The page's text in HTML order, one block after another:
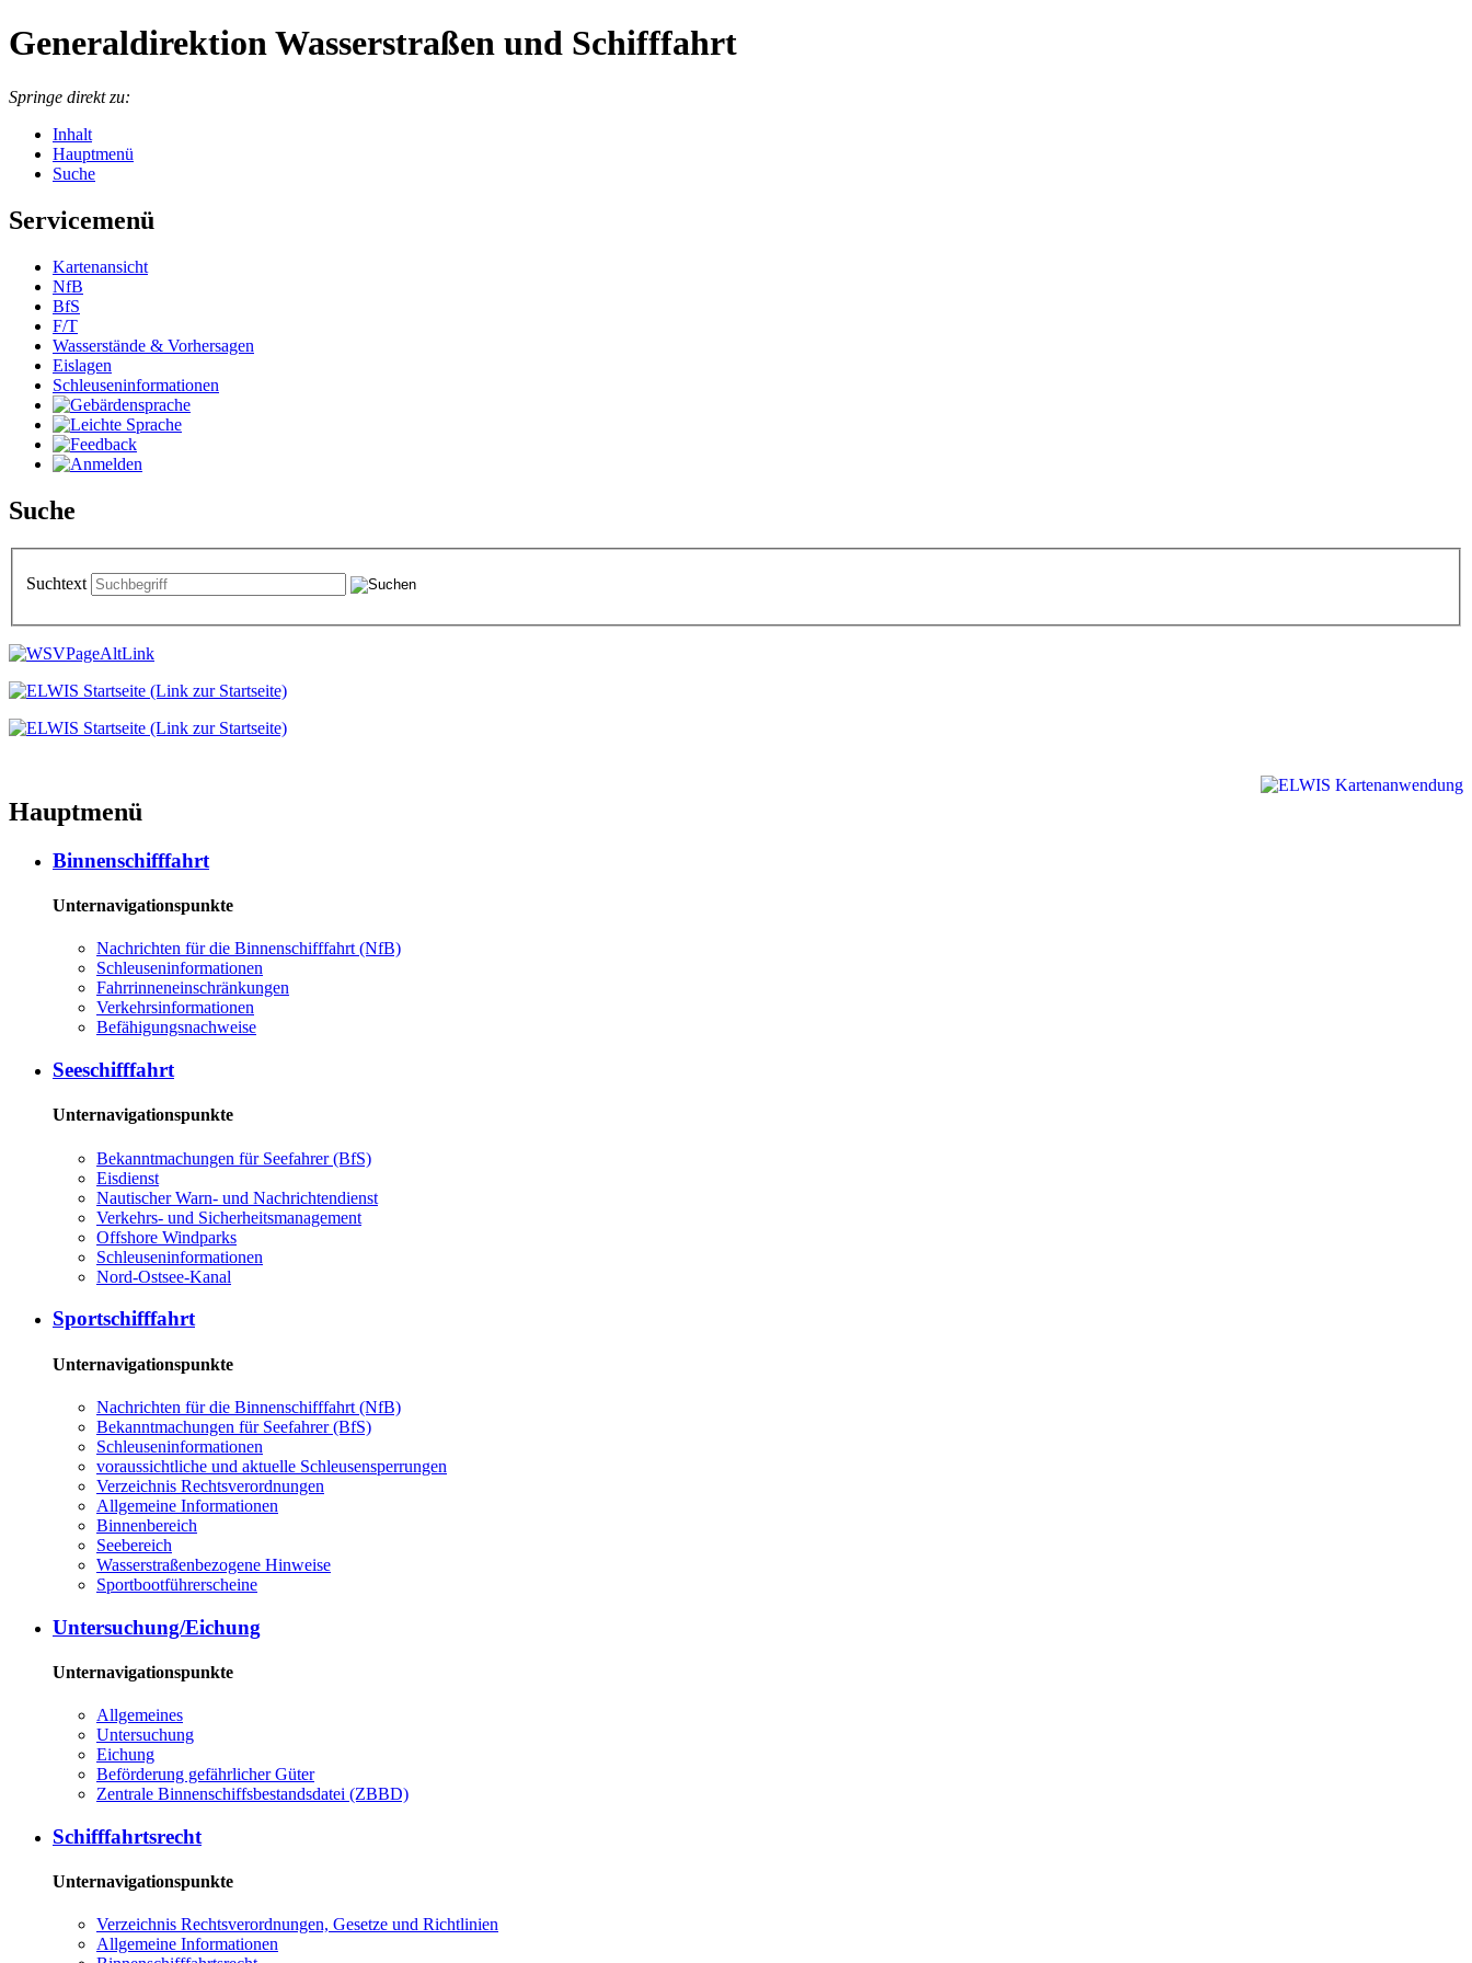
Generaldirektion Wasserstraßen und Schifffahrt
Springe direkt zu:
Inhalt
Hauptmenü
Suche
Servicemenü
Kartenansicht
NfB
BfS
F/T
Wasserstände & Vorhersagen
Eislagen
Schleuseninformationen
Suche
Suchtext
Hauptmenü
Binnenschifffahrt
Unternavigationspunkte
Nachrichten für die Binnenschifffahrt (NfB)
Schleuseninformationen
Fahrrinneneinschränkungen
Verkehrsinformationen
Befähigungsnachweise
Seeschifffahrt
Unternavigationspunkte
Bekanntmachungen für Seefahrer (BfS)
Eisdienst
Nautischer Warn- und Nachrichtendienst
Verkehrs- und Sicherheitsmanagement
Offshore Windparks
Schleuseninformationen
Nord-Ostsee-Kanal
Sportschifffahrt
Unternavigationspunkte
Nachrichten für die Binnenschifffahrt (NfB)
Bekanntmachungen für Seefahrer (BfS)
Schleuseninformationen
voraussichtliche und aktuelle Schleusensperrungen
Verzeichnis Rechtsverordnungen
Allgemeine Informationen
Binnenbereich
Seebereich
Wasserstraßenbezogene Hinweise
Sportbootführerscheine
Untersuchung/Eichung
Unternavigationspunkte
Allgemeines
Untersuchung
Eichung
Beförderung gefährlicher Güter
Zentrale Binnenschiffsbestandsdatei (ZBBD)
Schifffahrtsrecht
Unternavigationspunkte
Verzeichnis Rechtsverordnungen, Gesetze und Richtlinien
Allgemeine Informationen